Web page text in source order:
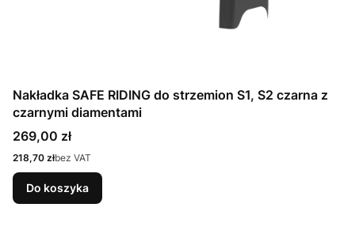
Nakładka SAFE RIDING do strzemion S1, S2 czarna z
czarnymi diamentami
Cena
269,00 zł
Cena
218,70 złbez VAT
Do koszyka